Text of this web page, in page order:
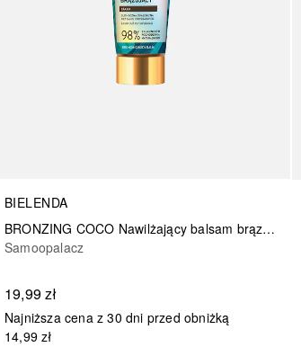
BIELENDA
BRONZING COCO Nawilżający balsam brązujący do ciała
Samoopalacz
19,99 zł
Najniższa cena z 30 dni przed obniżką
14,99 zł